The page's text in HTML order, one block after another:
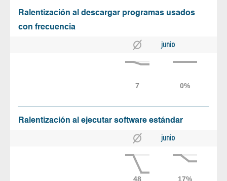
Ralentización al descargar programas usados
con frecuencia
junio
Ralentización al ejecutar software estándar
junio